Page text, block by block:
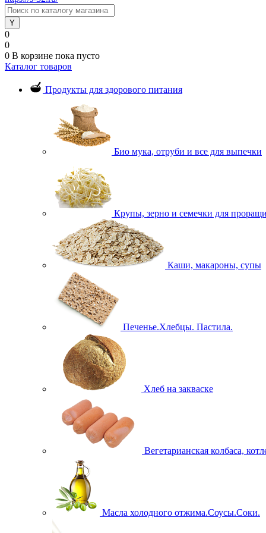
0
0
0 В корзине пока пусто
Каталог товаров
Продукты для здорового питания
Био мука, отруби и все для выпечки
Крупы, зерно и семечки для
Каши, макароны, супы
Печенье.Хлебцы. Пастила.
Хлеб на закваске
Вегетарианская колбаса,
Масла холодного отжима.Соусы.Соки.